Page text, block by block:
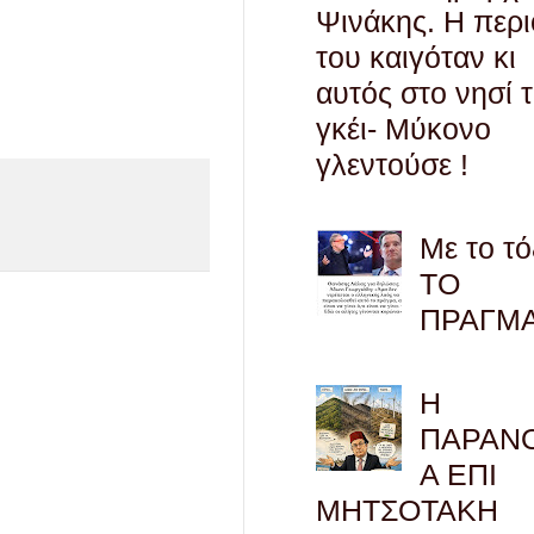
Ψινάκης. Η
του καιγόταν κι
αυτός στο νησί
γκέι- Μύκονο
γλεντούσε !
Με το
ΤΟ
Η
Α ΕΠΙ
ΜΗΤΣΟΤΑΚΗ